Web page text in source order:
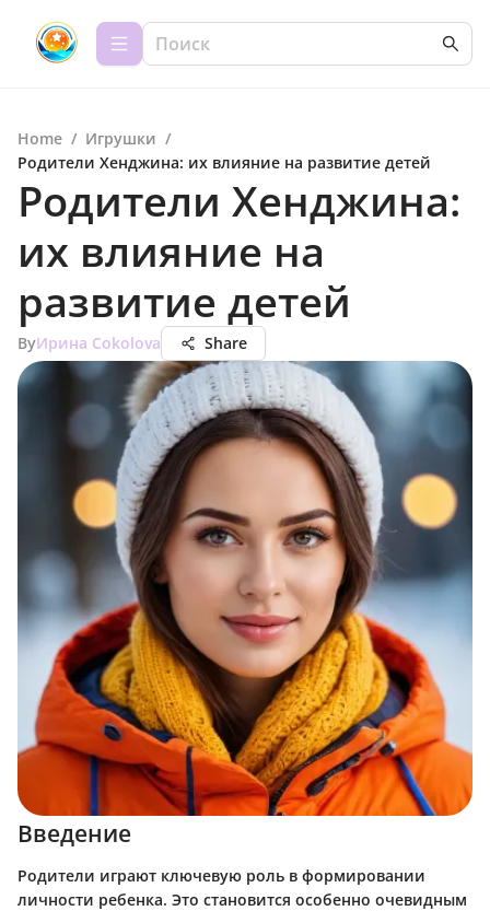
Home / Игрушки /
Родители Хенджина: их влияние на развитие детей
Родители Хенджина:
их влияние на
развитие детей
ByИрина Сokolova Share
Введение
Родители играют ключевую роль в формировании
личности ребенка. Это становится особенно очевидным